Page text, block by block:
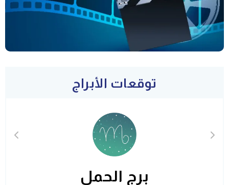
توقعات الأبراج
برج الحمل